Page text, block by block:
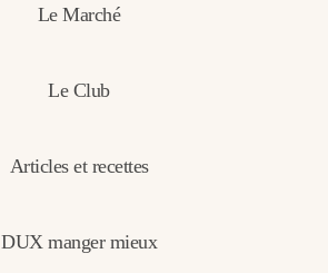
Le Marché
Le Club
Articles et recettes
DUX manger mieux